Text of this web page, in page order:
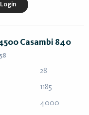
Login
Casambi 840
28
1185
4000